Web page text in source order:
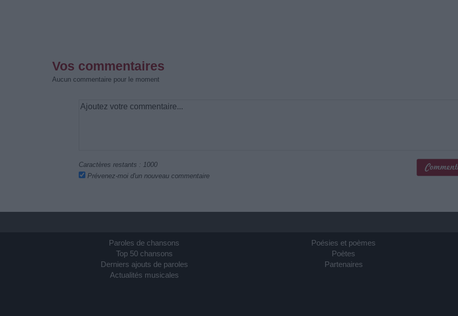
Vos commentaires
Aucun commentaire pour le moment
Caractères restants : 1000
Prévenez-moi d'un nouveau commentaire
Paroles de chansons
Top 50 chansons
Derniers ajouts de paroles
Actualités musicales
Poésies et poèmes
Poètes
Partenaires